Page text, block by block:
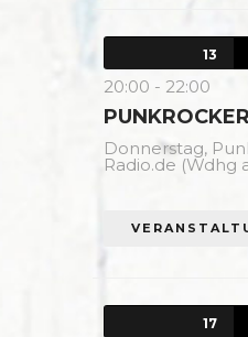
13
20:00 - 22:00
Donnerstag,
Radio.de (Wdhg
17